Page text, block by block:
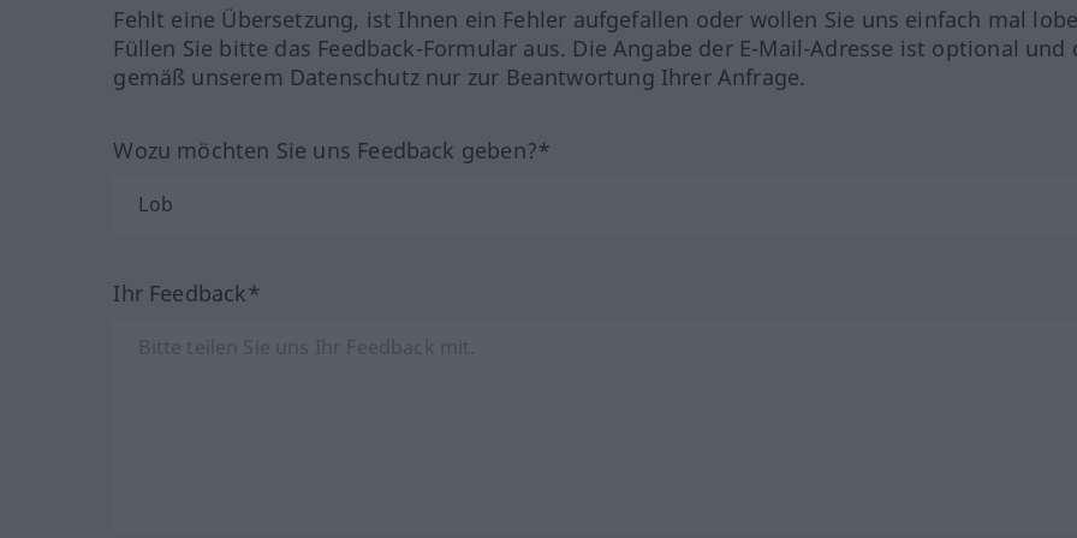
Fehlt eine Übersetzung, ist Ihnen ein Fehler aufgefallen oder wollen Sie uns einfach mal
Füllen Sie bitte das Feedback-Formular aus. Die Angabe der E-Mail-Adresse ist optional und
gemäß unserem Datenschutz nur zur Beantwortung Ihrer Anfrage.
Wozu möchten Sie uns Feedback geben?*
Ihr Feedback*